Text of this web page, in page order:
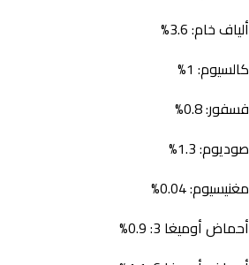
ألياف خام: 3.6%
كالسيوم: 1%
فسفور: 0.8%
صوديوم: 1.3%
مغنيسيوم: 0.04%
أحماض أوميغا 3: 0.9%